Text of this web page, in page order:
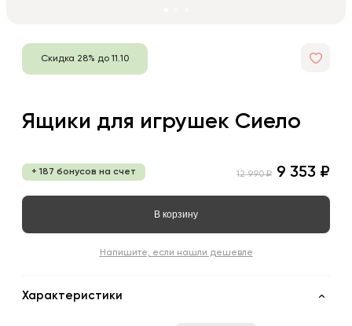
Скидка 28% до 11.10
Ящики для игрушек Сиело
+ 187 бонусов на счет 12 990 ₽ 9 353 ₽
В корзину
Напишите, если нашли дешевле
Характеристики